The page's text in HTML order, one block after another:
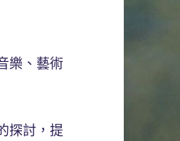
樂、藝術
探討，提